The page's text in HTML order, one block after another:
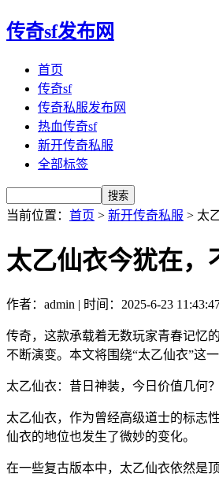
传奇sf发布网
首页
传奇sf
传奇私服发布网
热血传奇sf
新开传奇私服
全部标签
当前位置： 首页 > 新开传奇私服 > 太
太乙仙衣今犹在，
作者：admin | 时间：2025-6-23
传奇，这款承载着无数玩家青春记忆
不断演变。本文将围绕“太乙仙衣”这
太乙仙衣：昔日神装，今日价值几何？
太乙仙衣，作为曾经高级道士的标志
仙衣的地位也发生了微妙的变化。
在一些复古版本中，太乙仙衣依然是